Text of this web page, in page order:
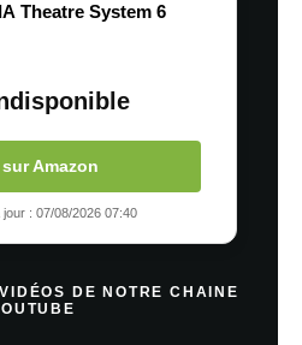
Theatre System 6
Amazon
jour : 07/08/2026 07:40
DE NOTRE CHAINE